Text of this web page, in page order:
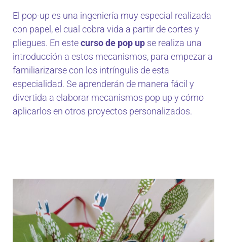
El pop-up es una ingeniería muy especial realizada
con papel, el cual cobra vida a partir de cortes y
pliegues. En estecurso de pop up se realiza una
introducción a estos mecanismos, para empezar a
familiarizarse con los intríngulis de esta
especialidad. Se aprenderán de manera fácil y
divertida a elaborar mecanismos pop up y cómo
aplicarlos en otros proyectos personalizados.